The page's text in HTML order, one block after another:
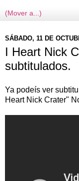
SÁBADO, 11 DE
I Heart Nick
subtitulados.
Ya podeís ver
Heart Nick Crater"